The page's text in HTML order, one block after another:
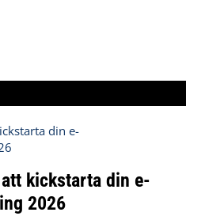
kickstarta din e-
2026